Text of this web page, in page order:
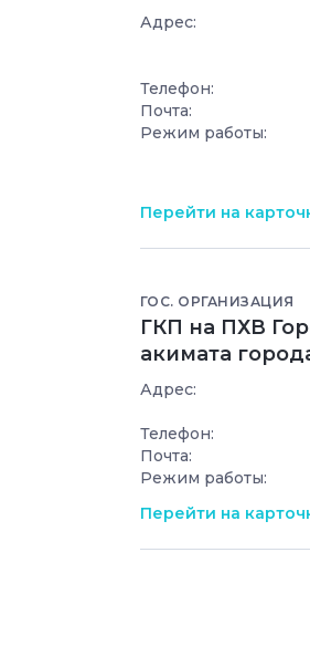
Адрес:
Телефон:
Почта:
Режим работы:
Перейти на
ГОС. ОРГАНИЗАЦИЯ
ГКП на ПХВ
акимата
Адрес:
Телефон:
Почта:
Режим работы:
Перейти на